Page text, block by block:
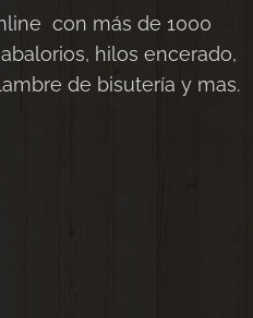
con más de 1000
hilos encerado,
de bisutería y mas.